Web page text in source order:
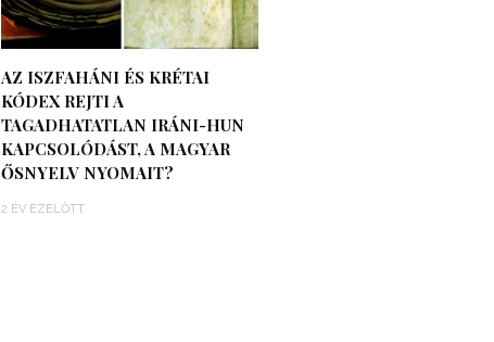
AZ ISZFAHÁNI ÉS KRÉTAI
KÓDEX REJTI A
TAGADHATATLAN IRÁNI-HUN
KAPCSOLÓDÁST, A MAGYAR
ŐSNYELV NYOMAIT?
2 ÉV EZELŐTT